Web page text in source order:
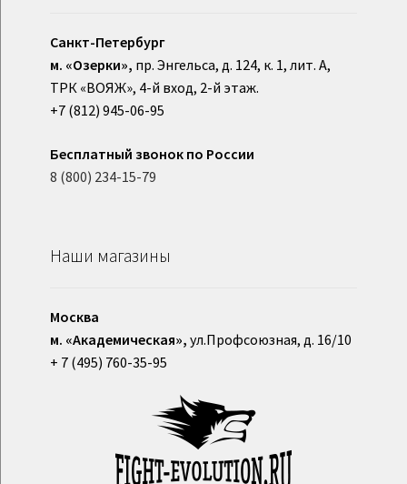
Санкт-Петербург
м. «Озерки», пр. Энгельса, д. 124, к. 1, лит. А,
ТРК «ВОЯЖ», 4-й вход, 2-й этаж.
+7 (812) 945-06-95
Бесплатный звонок по России
8 (800) 234-15-79
Наши магазины
Москва
м. «Академическая», ул.Профсоюзная, д. 16/10
+ 7 (495) 760-35-95